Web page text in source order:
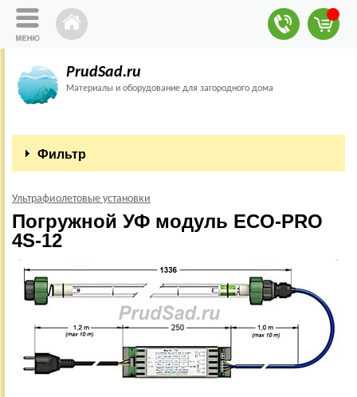
PrudSad.ru
Материалы и оборудование для загородного дома
Фильтр
Ультрафиолетовые установки
Погружной УФ модуль ECO-PRO
4S-12